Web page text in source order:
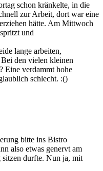
schon kränkelte, in die
zur Arbeit, dort war eine
hätte. Am Mittwoch
und
lange arbeiten,
den vielen kleinen
Eine verdammt hohe
schlecht. :()
bitte ins Bistro
also etwas genervt am
sitzen durfte. Nun ja, mit